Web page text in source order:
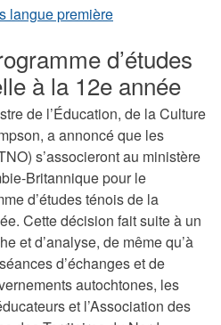
langue première
d’études
à la 12e année
de l’Éducation, de la Culture
a annoncé que les
s’associeront au ministère
Britannique pour le
d’études ténois de la
Cette décision fait suite à un
et d’analyse, de même qu’à
d’échanges et de
autochtones, les
et l’Association des